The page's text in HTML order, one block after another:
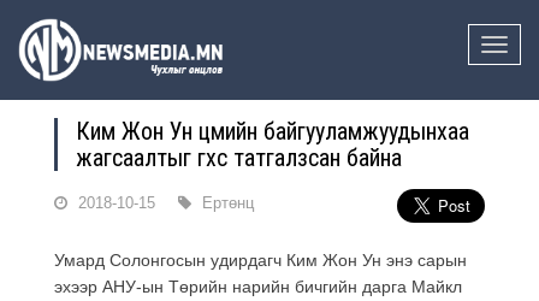
Toggle
Ким Жон Ун цөмийн байгууламжуудынхаа
жагсаалтыг өгөхөөс татгалзсан байна
2018-10-15 Ертөнц
Умард Солонгосын удирдагч Ким Жон Ун энэ сарын
эхээр АНУ-ын Төрийн нарийн бичгийн дарга Майкл